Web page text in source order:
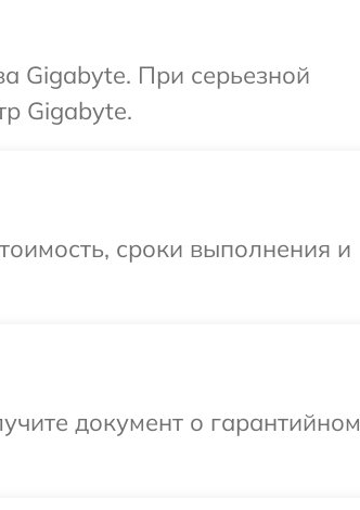
Gigabyte. При серьезной
Gigabyte.
сроки выполнения и
документ о гарантийном